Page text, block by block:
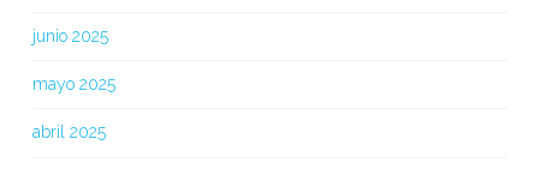
junio 2025
mayo 2025
abril 2025